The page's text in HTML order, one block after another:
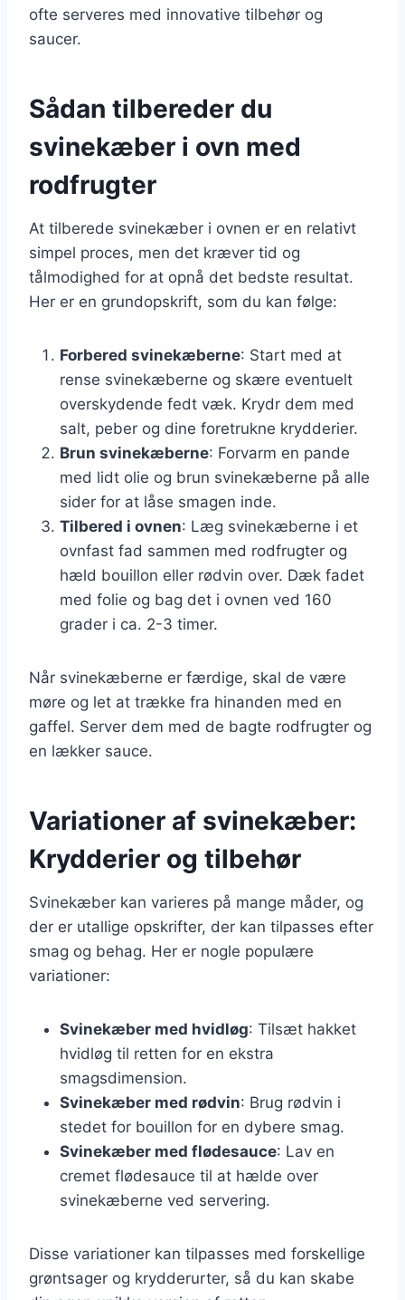
ofte serveres med innovative tilbehør og
saucer.
Sådan tilbereder du
svinekæber i ovn med
rodfrugter
At tilberede svinekæber i ovnen er en relativt
simpel proces, men det kræver tid og
tålmodighed for at opnå det bedste resultat.
Her er en grundopskrift, som du kan følge:
Forbered svinekæberne: Start med at
rense svinekæberne og skære eventuelt
overskydende fedt væk. Krydr dem med
salt, peber og dine foretrukne krydderier.
Brun svinekæberne: Forvarm en pande
med lidt olie og brun svinekæberne på alle
sider for at låse smagen inde.
Tilbered i ovnen: Læg svinekæberne i et
ovnfast fad sammen med rodfrugter og
hæld bouillon eller rødvin over. Dæk fadet
med folie og bag det i ovnen ved 160
grader i ca. 2-3 timer.
Når svinekæberne er færdige, skal de være
møre og let at trække fra hinanden med en
gaffel. Server dem med de bagte rodfrugter og
en lækker sauce.
Variationer af svinekæber:
Krydderier og tilbehør
Svinekæber kan varieres på mange måder, og
der er utallige opskrifter, der kan tilpasses efter
smag og behag. Her er nogle populære
variationer:
Svinekæber med hvidløg: Tilsæt hakket
hvidløg til retten for en ekstra
smagsdimension.
Svinekæber med rødvin: Brug rødvin i
stedet for bouillon for en dybere smag.
Svinekæber med flødesauce: Lav en
cremet flødesauce til at hælde over
svinekæberne ved servering.
Disse variationer kan tilpasses med forskellige
grøntsager og krydderurter, så du kan skabe